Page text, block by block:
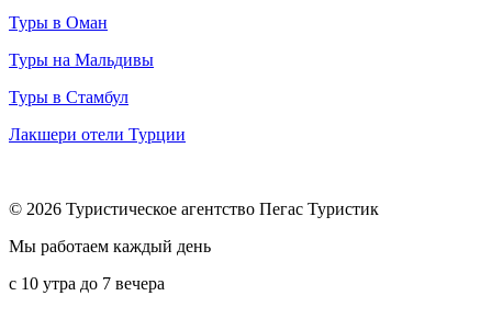
Туры в Оман
Туры на Мальдивы
Туры в Стамбул
Лакшери отели Турции
© 2026 Туристическое агентство Пегас Туристик
Мы работаем каждый день
с 10 утра до 7 вечера